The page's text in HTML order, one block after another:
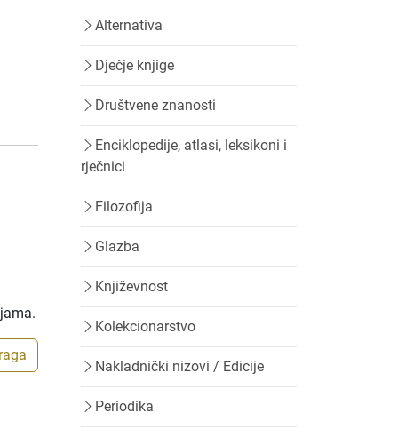
Alternativa
Dječje knjige
Društvene znanosti
Enciklopedije, atlasi, leksikoni i
rječnici
Filozofija
Glazba
Književnost
Kolekcionarstvo
Nakladnički nizovi / Edicije
Periodika